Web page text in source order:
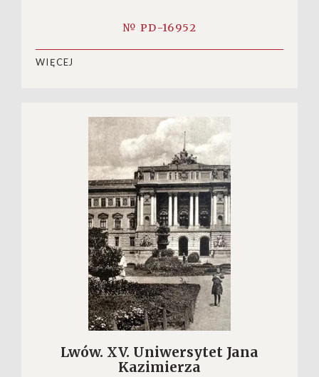
№ PD-16952
WIĘCEJ
Lwów. XV. Uniwersytet Jana
Kazimierza